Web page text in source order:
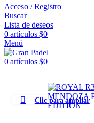
Acceso / Registro
Buscar
Lista de deseos
0 artículos $0
Menú
0 artículos $0
Clic para ampliar